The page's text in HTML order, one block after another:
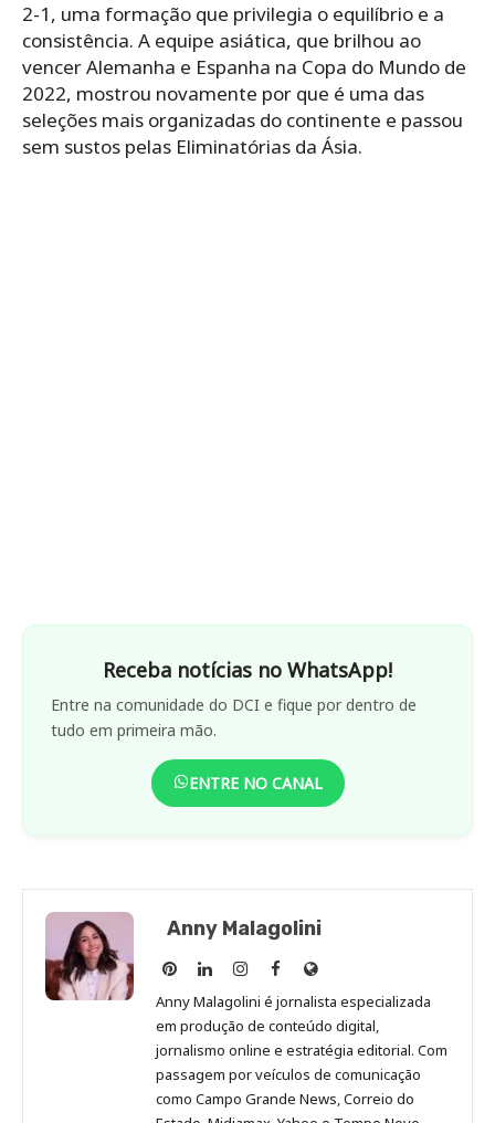
2-1, uma formação que privilegia o equilíbrio e a
consistência. A equipe asiática, que brilhou ao
vencer Alemanha e Espanha na Copa do Mundo de
2022, mostrou novamente por que é uma das
seleções mais organizadas do continente e passou
sem sustos pelas Eliminatórias da Ásia.
Receba notícias no WhatsApp!
Entre na comunidade do DCI e fique por dentro de
tudo em primeira mão.
ENTRE NO CANAL
Anny Malagolini
Anny
Malagolini
no
Pinterest
Anny
Malagolini
no
LinkedIn
Anny
Malagolini
no
Instagram
Anny
Malagolini
no
Facebook
Site
de
Anny
Malagolini
Anny Malagolini é jornalista especializada
em produção de conteúdo digital,
jornalismo online e estratégia editorial. Com
passagem por veículos de comunicação
como Campo Grande News, Correio do